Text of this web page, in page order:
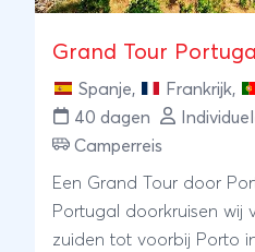
Grand Tour Portugal
Spanje, Frankrijk,
40 dagen
Camperreis
Een Grand Tour door
Portugal doorkruisen wij
zuiden tot voorbij Porto